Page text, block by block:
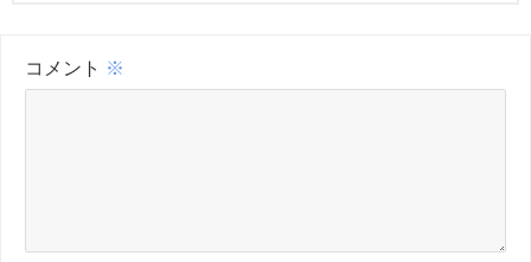
コメント ※